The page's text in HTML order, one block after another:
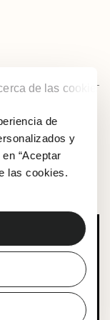
de las cookies
de
y
“Aceptar
las cookies.